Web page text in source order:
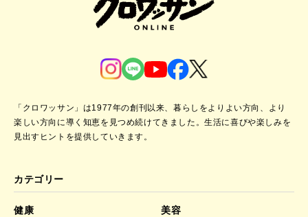
「クロワッサン」は1977年の創刊以来、暮らしをよりよい方向、より
楽しい方向に導く知恵を見つめ続けてきました。生活に喜びや楽しみを
見出すヒントを提供していきます。
カテゴリー
健康
美容